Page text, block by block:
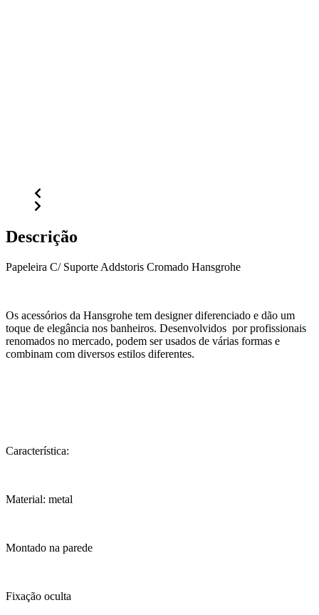
Descrição
Papeleira C/ Suporte Addstoris Cromado Hansgrohe
Os acessórios da Hansgrohe tem designer diferenciado e dão um
toque de elegância nos banheiros. Desenvolvidos por profissionais
renomados no mercado, podem ser usados de várias formas e
combinam com diversos estilos diferentes.
Característica:
Material: metal
Montado na parede
Fixação oculta